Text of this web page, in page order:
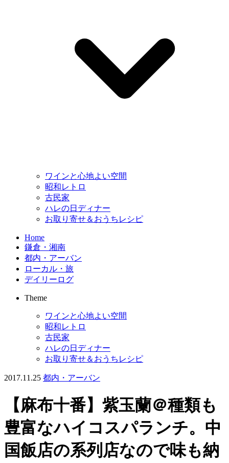
ワインと心地よい空間
昭和レトロ
古民家
ハレの日ディナー
お取り寄せ＆おうちレシピ
Home
鎌倉・湘南
都内・アーバン
ローカル・旅
デイリーログ
Theme
ワインと心地よい空間
昭和レトロ
古民家
ハレの日ディナー
お取り寄せ＆おうちレシピ
2017.11.25 都内・アーバン
【麻布十番】紫玉蘭＠種類も
豊富なハイコスパランチ。中
国飯店の系列店なので味も納